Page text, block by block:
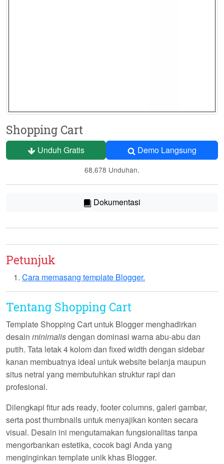
Shopping Cart
Unduh Gratis Demo Langsung
68,678 Unduhan.
Dokumentasi
Petunjuk
Cara memasang template Blogger.
Tentang Shopping Cart
Template Shopping Cart untuk Blogger menghadirkan
desain minimalisdengan dominasi warna abu-abu dan
putih. Tata letak4 kolomdan fixed width dengan sidebar
kanan membuatnya ideal untuk website belanja maupun
situs netral yang membutuhkan struktur rapi dan
profesional.
Dilengkapi fiturads ready, footer columns, galeri gambar,
serta post thumbnails untuk menyajikan konten secara
visual. Desain ini mengutamakan fungsionalitas tanpa
mengorbankan estetika, cocok bagi Anda yang
menginginkan template unik khas Blogger.